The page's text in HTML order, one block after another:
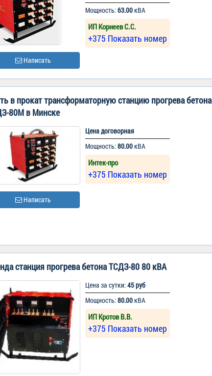
Написать
Мощность:63.00кВА
ИП Корнеев С.С.
+375 Показать номер
в прокат трансформаторную станцию прогрева бетона
80М в Минске
Написать
Цена договорная
Мощность:80.00кВА
Интек-про
+375 Показать номер
станция прогрева бетона ТСДЗ-80 80 кВА
Цена за сутки:45 руб
Мощность:80.00кВА
ИП Кротов В.В.
+375 Показать номер